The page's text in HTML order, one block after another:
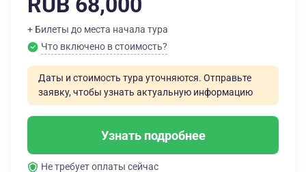
+ Билеты до места начала тура
Что включено в стоимость?
Даты и стоимость тура уточняются. Отправьте
заявку, чтобы узнать актуальную информацию
Узнать подробнее
Не требует оплаты сейчас